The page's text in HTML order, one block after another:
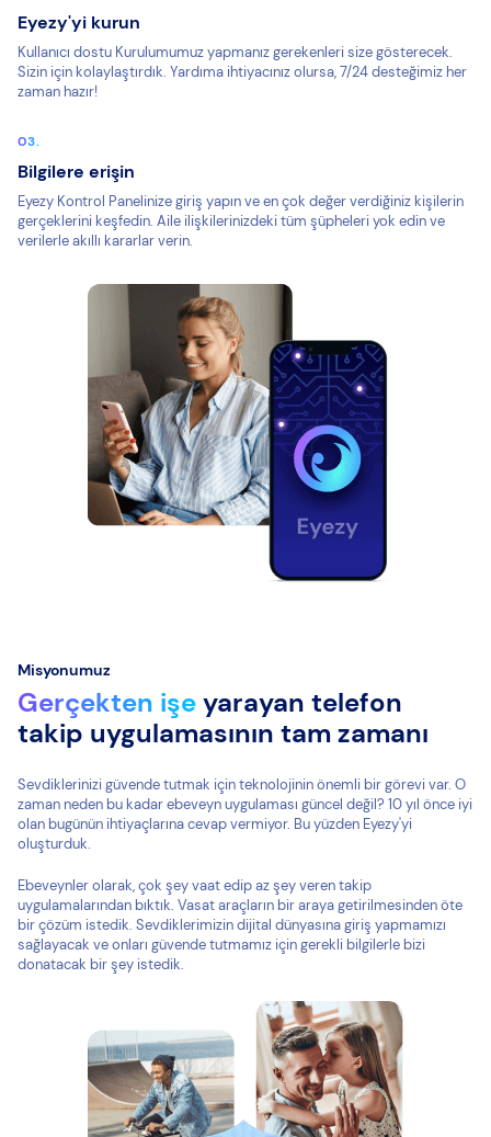
Eyezy'yi kurun
Kullanıcı dostu Kurulumumuz yapmanız gerekenleri size gösterecek.
Sizin için kolaylaştırdık. Yardıma ihtiyacınız olursa, 7/24 desteğimiz her
zaman hazır!
Bilgilere erişin
Eyezy Kontrol Panelinize giriş yapın ve en çok değer verdiğiniz kişilerin
gerçeklerini keşfedin. Aile ilişkilerinizdeki tüm şüpheleri yok edin ve
verilerle akıllı kararlar verin.
Misyonumuz
Gerçekten işeyarayan telefon
takip uygulamasının tam zamanı
Sevdiklerinizi güvende tutmak için teknolojinin önemli bir görevi var. O
zaman neden bu kadar ebeveyn uygulaması güncel değil? 10 yıl önce iyi
olan bugünün ihtiyaçlarına cevap vermiyor. Bu yüzden Eyezy'yi
oluşturduk.
Ebeveynler olarak, çok şey vaat edip az şey veren takip
uygulamalarından bıktık. Vasat araçların bir araya getirilmesinden öte
bir çözüm istedik. Sevdiklerimizin dijital dünyasına giriş yapmamızı
sağlayacak ve onları güvende tutmamız için gerekli bilgilerle bizi
donatacak bir şey istedik.